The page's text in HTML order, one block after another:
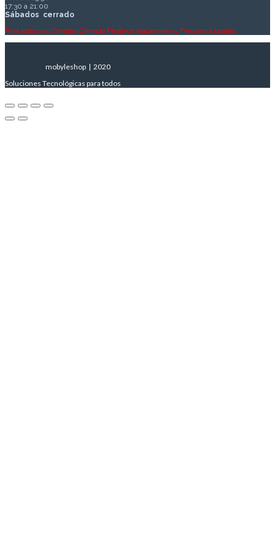
17:30 a 21:00
Sábados cerrado
Para todos los Centros Cerrado Festivos Nacionales y Festivos Locales
mobyleshop | 2020
Soluciones Tecnológicas para todos